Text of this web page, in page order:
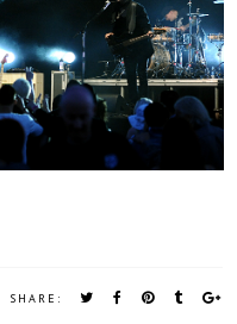
SHARE: